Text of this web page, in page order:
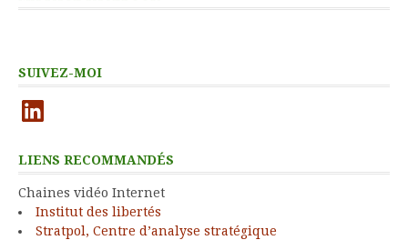
SUIVEZ-MOI
LinkedIn
LIENS RECOMMANDÉS
Chaines vidéo Internet
Institut des libertés
Stratpol, Centre d’analyse stratégique